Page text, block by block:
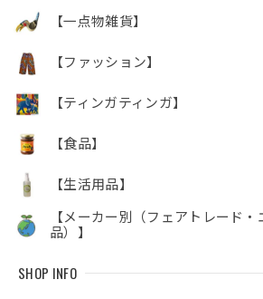
【一点物雑貨】
【ファッション】
【ティンガティンガ】
【食品】
【生活用品】
【メーカー別（フェアトレード・
品）】
SHOP INFO